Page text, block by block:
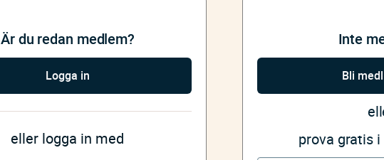
Är du redan medlem?
Logga in
eller logga in med
Inte
Bli
prova gratis